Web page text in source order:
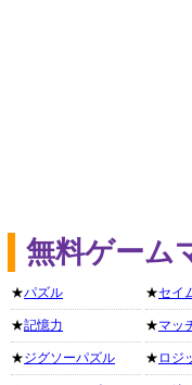
無料ゲーム
★パズル
★記憶力
★ジグソーパズル
★セイ
★マッ
★ ロジ